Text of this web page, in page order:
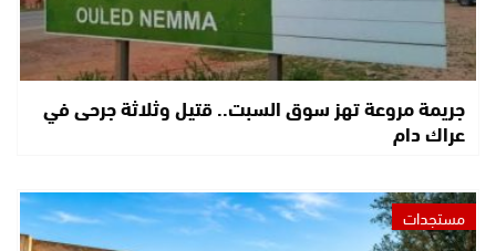
جريمة مروعة تهز سوق السبت.. قتيل وثلاثة جرحى في
عراك دام
مستجدات